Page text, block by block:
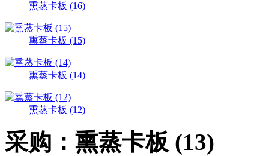
熏蒸卡板 (16)
熏蒸卡板 (15)
熏蒸卡板 (14)
熏蒸卡板 (12)
采购： 熏蒸卡板 (13)